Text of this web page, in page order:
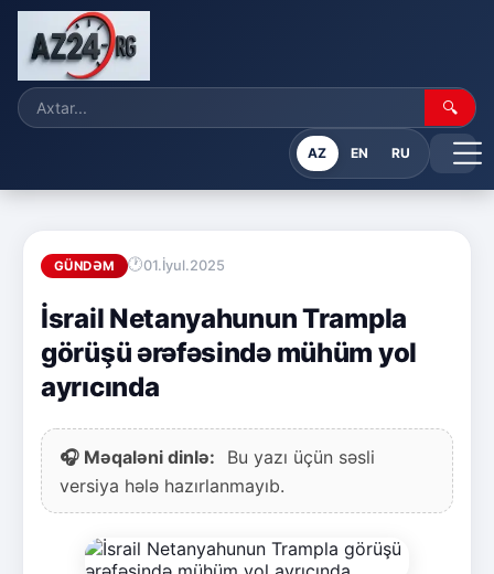
🔍
AZ EN RU
GÜNDƏM 01.İyul.2025
İsrail Netanyahunun Trampla
görüşü ərəfəsində mühüm yol
ayrıcında
🎧 Məqaləni dinlə:
Bu yazı üçün səsli
versiya hələ hazırlanmayıb.